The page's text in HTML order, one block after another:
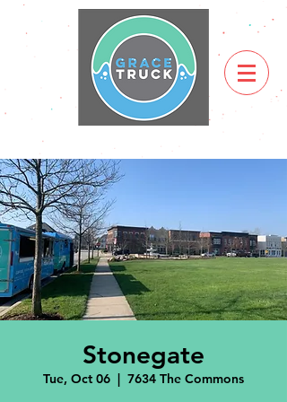
Stonegate
Tue, Oct 06
  |
7634 The Commons